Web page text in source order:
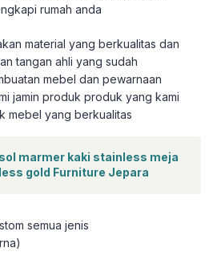
rumah anda
material yang berkualitas dan
tangan ahli yang sudah
mebel dan pewarnaan
jamin produk produk yang kami
mebel yang berkualitas
marmer kaki stainless meja
gold Furniture Jepara
semua jenis